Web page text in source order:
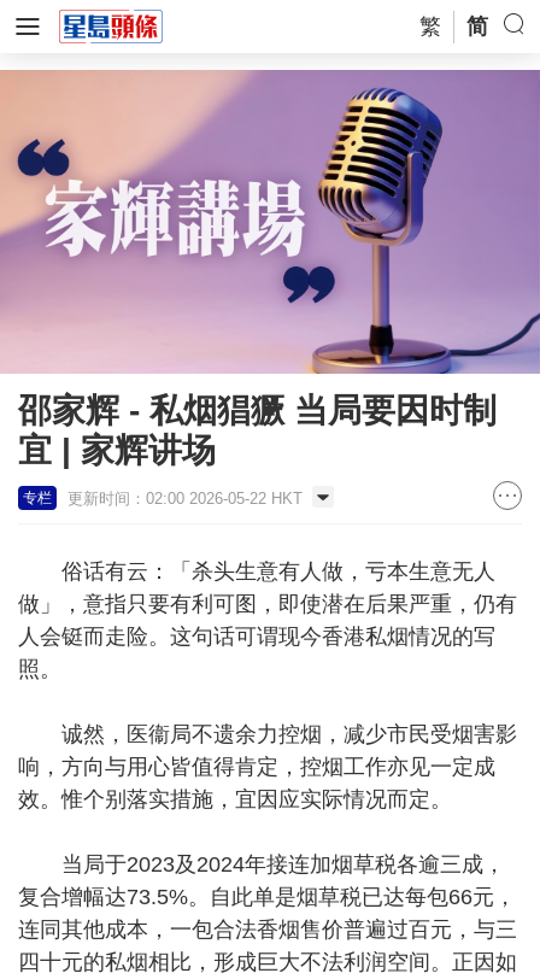
繁 简
邵家辉 - 私烟猖獗 当局要因时制
宜 | 家辉讲场
专栏 更新时间：02:00 2026-05-22 HKT
俗话有云：「杀头生意有人做，亏本生意无人
做」，意指只要有利可图，即使潜在后果严重，仍有
人会铤而走险。这句话可谓现今香港私烟情况的写
照。
诚然，医衞局不遗余力控烟，减少市民受烟害影
响，方向与用心皆值得肯定，控烟工作亦见一定成
效。惟个别落实措施，宜因应实际情况而定。
当局于2023及2024年接连加烟草税各逾三成，
复合增幅达73.5%。自此单是烟草税已达每包66元，
连同其他成本，一包合法香烟售价普遍过百元，与三
四十元的私烟相比，形成巨大不法利润空间。正因如